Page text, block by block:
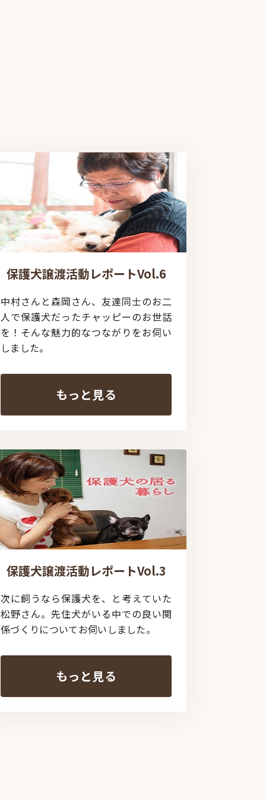
保護犬譲渡活動レポートVol.6
中村さんと森岡さん、友達同士のお二
人で保護犬だったチャッピーのお世話
を！そんな魅力的なつながりをお伺い
しました。
もっと見る
保護犬譲渡活動レポートVol.3
次に飼うなら保護犬を、と考えていた
松野さん。先住犬がいる中での良い関
係づくりについてお伺いしました。
もっと見る